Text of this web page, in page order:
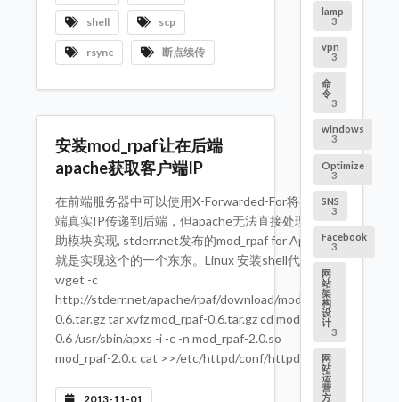
shell scp
rsync 断点续传
安装mod_rpaf让在后端
apache获取客户端IP
在前端服务器中可以使用X-Forwarded-For将客户
端真实IP传递到后端，但apache无法直接处理需借
助模块实现, stderr.net发布的mod_rpaf for Apache
就是实现这个的一个东东。Linux 安装shell代码
wget -c
http://stderr.net/apache/rpaf/download/mod_rpaf-
0.6.tar.gz tar xvfz mod_rpaf-0.6.tar.gz cd mod_rpaf-
0.6 /usr/sbin/apxs -i -c -n mod_rpaf-2.0.so
mod_rpaf-2.0.c cat >>/etc/httpd/conf/httpd.conf
2013-11-01
lamp
3
vpn
3
命
令
3
windows
3
Optimize
3
SNS
3
Facebook
3
网
站
架
构
设
计
3
网
站
运
营
方